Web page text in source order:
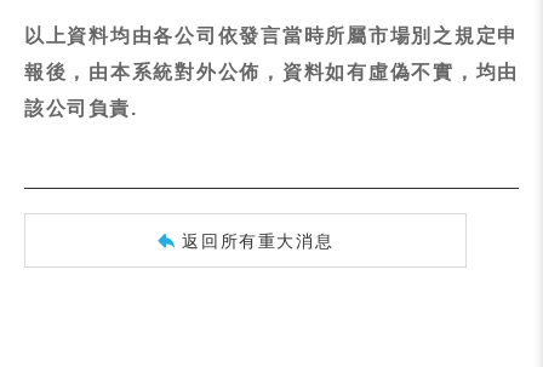
以上資料均由各公司依發言當時所屬市場別之規定申
報後，由本系統對外公佈，資料如有虛偽不實，均由
該公司負責.
返回所有重大消息